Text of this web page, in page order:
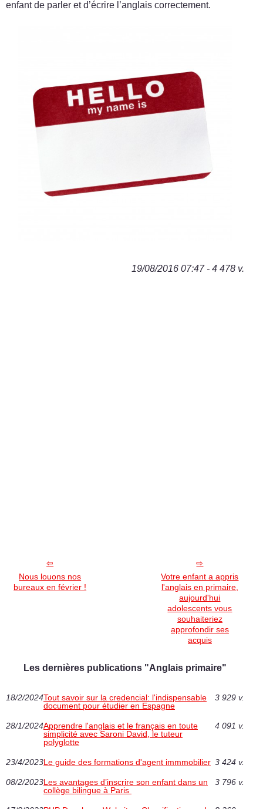
enfant de parler et d’écrire l’anglais correctement.
19/08/2016 07:47 - 4 478 v.
Nous louons nos
bureaux en février !
Votre enfant a appris
l'anglais en primaire,
aujourd'hui
adolescents vous
souhaiteriez
approfondir ses
acquis
Les dernières publications "Anglais primaire"
18/2/2024Tout savoir sur la credencial: l'indispensable
document pour étudier en Espagne
3 929 v.
28/1/2024Apprendre l'anglais et le français en toute
simplicité avec Saroni David, le tuteur
polyglotte
4 091 v.
23/4/2023Le guide des formations d'agent immmobilier 3 424 v.
08/2/2023Les avantages d’inscrire son enfant dans un
collège bilingue à Paris
3 796 v.